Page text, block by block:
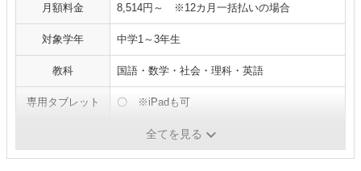
月額料金 8,514円～ ※12カ月一括払いの場合
対象学年 中学1～3年生
教科 国語・数学・社会・理科・英語
専用タブレット 〇 ※iPadも可
全てを見る